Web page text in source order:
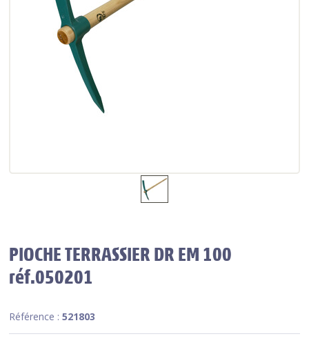
PIOCHE TERRASSIER DR EM 100
réf.050201
Référence :521803